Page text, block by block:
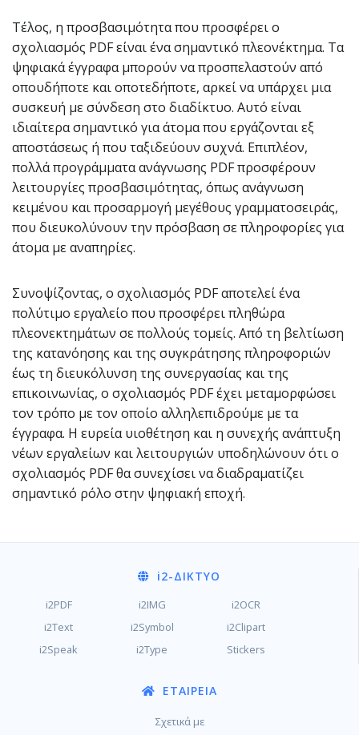
Τέλος, η προσβασιμότητα που προσφέρει ο
σχολιασμός PDF είναι ένα σημαντικό πλεονέκτημα. Τα
ψηφιακά έγγραφα μπορούν να προσπελαστούν από
οπουδήποτε και οποτεδήποτε, αρκεί να υπάρχει μια
συσκευή με σύνδεση στο διαδίκτυο. Αυτό είναι
ιδιαίτερα σημαντικό για άτομα που εργάζονται εξ
αποστάσεως ή που ταξιδεύουν συχνά. Επιπλέον,
πολλά προγράμματα ανάγνωσης PDF προσφέρουν
λειτουργίες προσβασιμότητας, όπως ανάγνωση
κειμένου και προσαρμογή μεγέθους γραμματοσειράς,
που διευκολύνουν την πρόσβαση σε πληροφορίες για
άτομα με αναπηρίες.
Συνοψίζοντας, ο σχολιασμός PDF αποτελεί ένα
πολύτιμο εργαλείο που προσφέρει πληθώρα
πλεονεκτημάτων σε πολλούς τομείς. Από τη βελτίωση
της κατανόησης και της συγκράτησης πληροφοριών
έως τη διευκόλυνση της συνεργασίας και της
επικοινωνίας, ο σχολιασμός PDF έχει μεταμορφώσει
τον τρόπο με τον οποίο αλληλεπιδρούμε με τα
έγγραφα. Η ευρεία υιοθέτηση και η συνεχής ανάπτυξη
νέων εργαλείων και λειτουργιών υποδηλώνουν ότι ο
σχολιασμός PDF θα συνεχίσει να διαδραματίζει
σημαντικό ρόλο στην ψηφιακή εποχή.
i2-ΔΊΚΤΥΟ
i2PDF i2IMG
i2OCR
i2Text
i2Symbol
i2Clipart
i2Speak
i2Type Stickers
ΕΤΑΙΡΕΊΑ
Σχετικά με